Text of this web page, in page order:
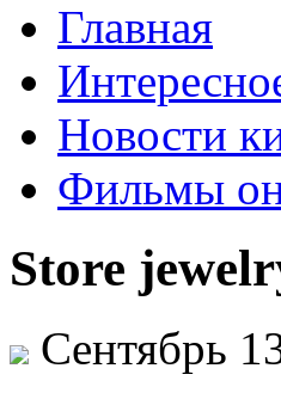
Главная
Новости
Фильмы
Store
Сентябрь